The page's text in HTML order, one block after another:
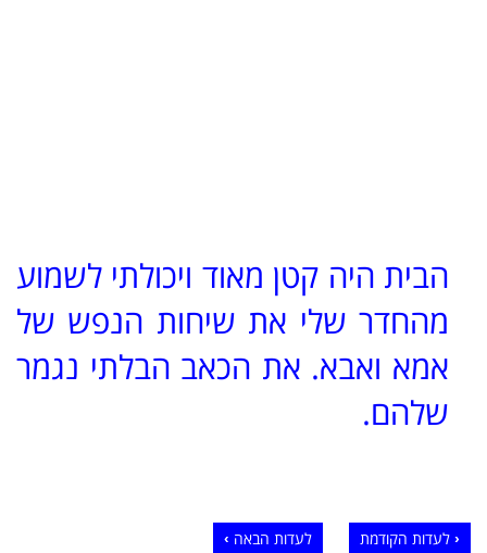
הבית היה קטן מאוד ויכולתי לשמוע
מהחדר שלי את שיחות הנפש של
אמא ואבא. את הכאב הבלתי נגמר
שלהם.
לעדות הקודמת לעדות הבאה